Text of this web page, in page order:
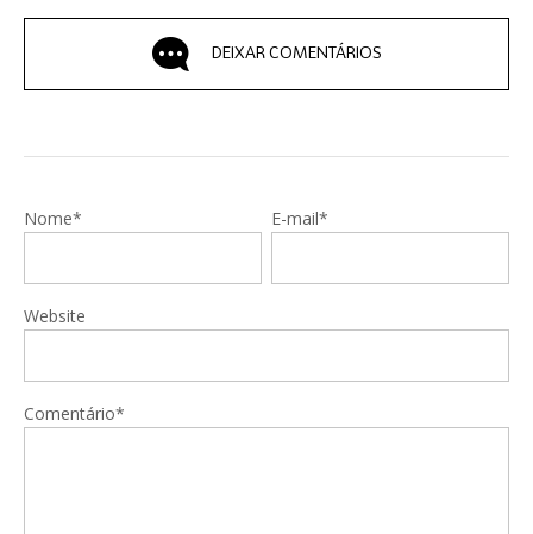
DEIXAR COMENTÁRIOS
Nome* E-mail*
Website
Comentário*